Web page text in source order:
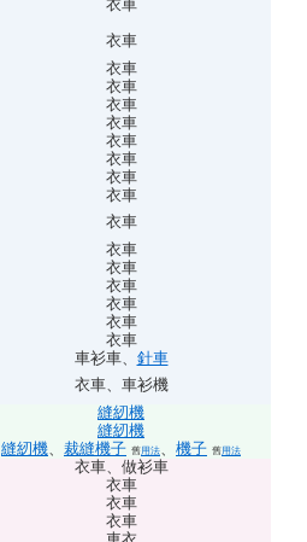
衣車
衣車
衣車
衣車
衣車
衣車
衣車
衣車
衣車
衣車
衣車
衣車
衣車
衣車
衣車
衣車
衣車
車衫車、 針車
衣車、 車衫機
縫紉機
縫紉機
縫紉機、 裁縫機子 舊用法、 機子 舊用法
衣車、 做衫車
衣車
衣車
衣車